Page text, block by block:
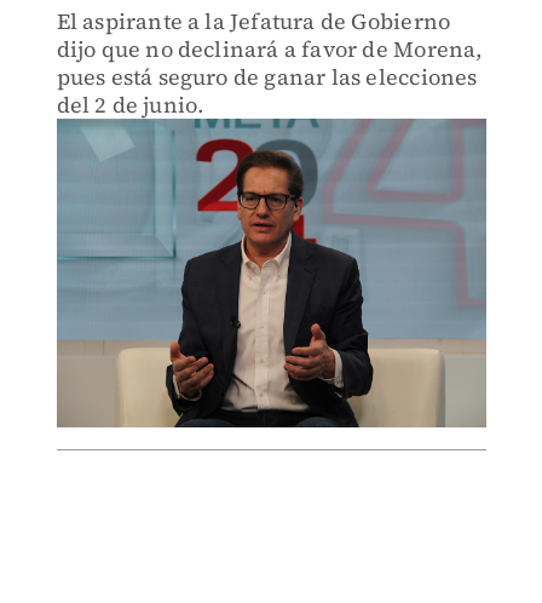
El aspirante a la Jefatura de Gobierno
dijo que no declinará a favor de Morena,
pues está seguro de ganar las elecciones
del 2 de junio.